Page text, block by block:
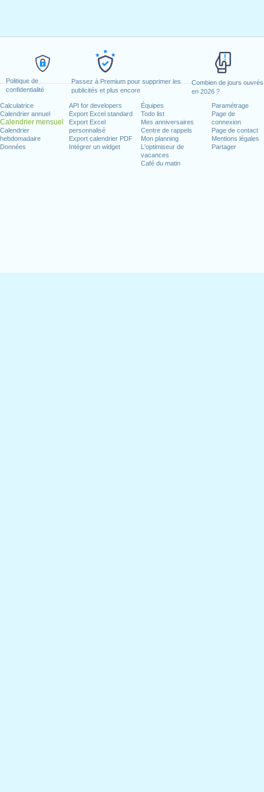
Politique de
confidentialité
Passez à Premium pour supprimer les
publicités et plus encore
Combien de jours ouvrés
en 2026 ?
Calculatrice
Calendrier annuel
Calendrier mensuel
Calendrier
hebdomadaire
Données
API for developers
Export Excel standard
Export Excel
personnalisé
Export calendrier PDF
Intégrer un widget
Équipes
Todo list
Mes anniversaires
Centre de rappels
Mon planning
L'optimiseur de
vacances
Café du matin
Paramétrage
Page de
connexion
Page de contact
Mentions légales
Partager